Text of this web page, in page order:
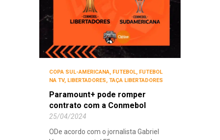
COPA SUL-AMERICANA, FUTEBOL, FUTEBOL
NA TV, LIBERTADORES, TAÇA LIBERTADORES
Paramount+ pode romper
contrato com a Conmebol
25/04/2024
ODe acordo com o jornalista Gabriel